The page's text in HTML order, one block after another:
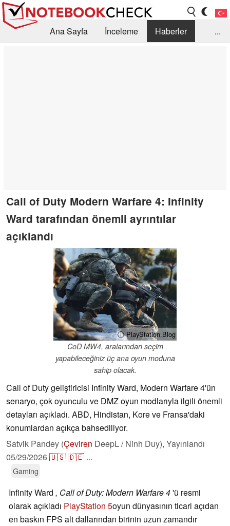
Ana Sayfa İnceleme
Haberler
...
Call of Duty Modern Warfare 4: Infinity
Ward tarafından önemli ayrıntılar
açıklandı
ⓘ PlayStation.Blog
CoD MW4, aralarından seçim
yapabileceğiniz üç ana oyun moduna
sahip olacak.
Call of Duty geliştiricisi Infinity Ward, Modern Warfare 4'ün
senaryo, çok oyunculu ve DMZ oyun modlarıyla ilgili önemli
detayları açıkladı. ABD, Hindistan, Kore ve Fransa'daki
konumlardan açıkça bahsediliyor.
Satvik Pandey (Çeviren DeepL / Ninh Duy), Yayınlandı
05/29/2026🇺🇸🇩🇪 ...
Gaming
Infinity Ward , Call of Duty: Modern Warfare 4'ü resmi
olarak açıkladı PlayStation 5oyun dünyasının ticari açıdan
en baskın FPS alt dallarından birinin uzun zamandır